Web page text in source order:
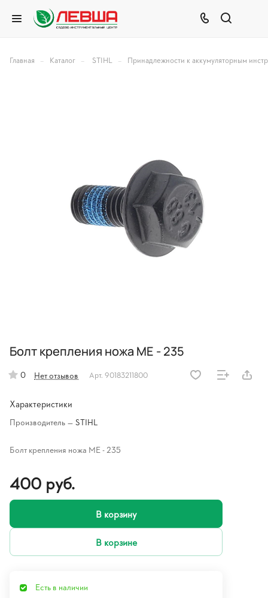
Главная – Каталог – STIHL – Принадлежности к аккумуляторным
Болт крепления ножа МЕ - 235
0 Нет отзывов Арт. 90183211800
Характеристики
Производитель — STIHL
Болт крепления ножа МЕ - 235
400 руб.
В корзину
В корзине
Есть в наличии